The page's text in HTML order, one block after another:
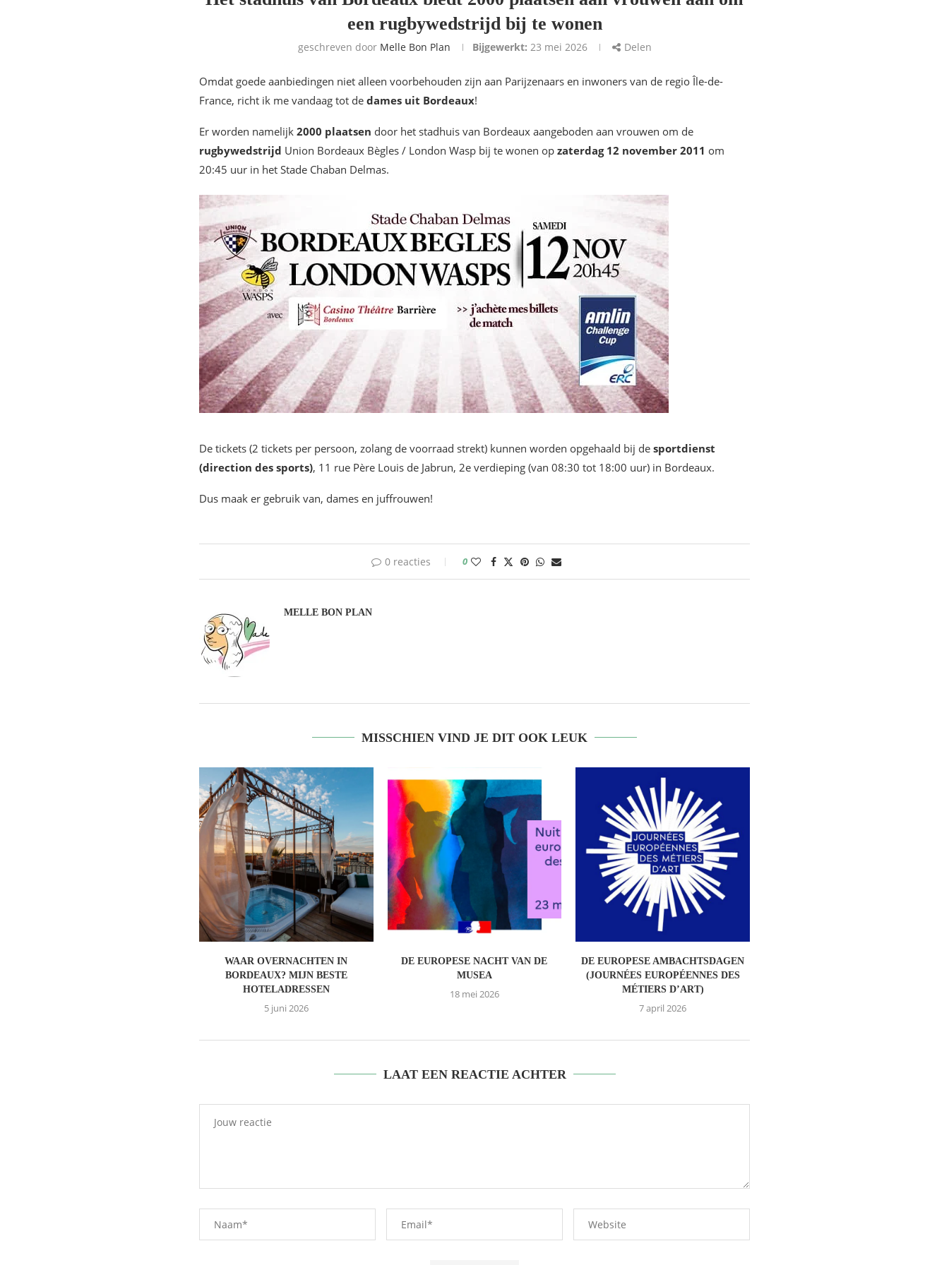
een rugbywedstrijd bij te wonen
geschreven door Melle Bon Plan Bijgewerkt: 23 mei 2026 Delen
Omdat goede aanbiedingen niet alleen voorbehouden zijn aan Parijzenaars en inwoners van de regio Île-de-
France, richt ik me vandaag tot de dames uit Bordeaux!
Er worden namelijk 2000 plaatsen door het stadhuis van Bordeaux aangeboden aan vrouwen om de
rugbywedstrijd Union Bordeaux Bègles / London Wasp bij te wonen op zaterdag 12 november 2011 om
20:45 uur in het Stade Chaban Delmas.
De tickets (2 tickets per persoon, zolang de voorraad strekt) kunnen worden opgehaald bij de sportdienst
(direction des sports), 11 rue Père Louis de Jabrun, 2e verdieping (van 08:30 tot 18:00 uur) in Bordeaux.
Dus maak er gebruik van, dames en juffrouwen!
0 reacties 0
MELLE BON PLAN
MISSCHIEN VIND JE DIT OOK LEUK
WAAR OVERNACHTEN IN
BORDEAUX? MIJN BESTE
HOTELADRESSEN
5 juni 2026
DE EUROPESE NACHT VAN DE
MUSEA
18 mei 2026
DE EUROPESE AMBACHTSDAGEN
(JOURNÉES EUROPÉENNES DES
MÉTIERS D’ART)
7 april 2026
LAAT EEN REACTIE ACHTER